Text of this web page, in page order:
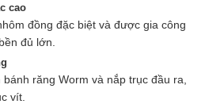
cao
đồng đặc biệt và được gia công
đủ lớn.
răng Worm và nắp trục đầu ra,
vít.